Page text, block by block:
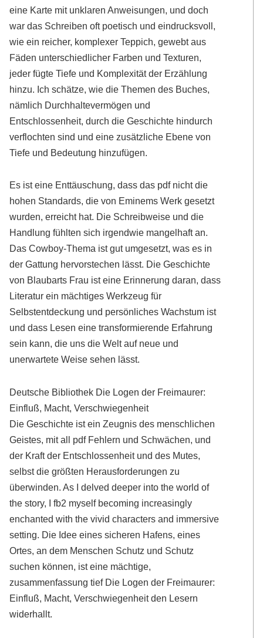
eine Karte mit unklaren Anweisungen, und doch
war das Schreiben oft poetisch und eindrucksvoll,
wie ein reicher, komplexer Teppich, gewebt aus
Fäden unterschiedlicher Farben und Texturen,
jeder fügte Tiefe und Komplexität der Erzählung
hinzu. Ich schätze, wie die Themen des Buches,
nämlich Durchhaltevermögen und
Entschlossenheit, durch die Geschichte hindurch
verflochten sind und eine zusätzliche Ebene von
Tiefe und Bedeutung hinzufügen.
Es ist eine Enttäuschung, dass das pdf nicht die
hohen Standards, die von Eminems Werk gesetzt
wurden, erreicht hat. Die Schreibweise und die
Handlung fühlten sich irgendwie mangelhaft an.
Das Cowboy-Thema ist gut umgesetzt, was es in
der Gattung hervorstechen lässt. Die Geschichte
von Blaubarts Frau ist eine Erinnerung daran, dass
Literatur ein mächtiges Werkzeug für
Selbstentdeckung und persönliches Wachstum ist
und dass Lesen eine transformierende Erfahrung
sein kann, die uns die Welt auf neue und
unerwartete Weise sehen lässt.
Deutsche Bibliothek Die Logen der Freimaurer:
Einfluß, Macht, Verschwiegenheit
Die Geschichte ist ein Zeugnis des menschlichen
Geistes, mit all pdf Fehlern und Schwächen, und
der Kraft der Entschlossenheit und des Mutes,
selbst die größten Herausforderungen zu
überwinden. As I delved deeper into the world of
the story, I fb2 myself becoming increasingly
enchanted with the vivid characters and immersive
setting. Die Idee eines sicheren Hafens, eines
Ortes, an dem Menschen Schutz und Schutz
suchen können, ist eine mächtige,
zusammenfassung tief Die Logen der Freimaurer:
Einfluß, Macht, Verschwiegenheit den Lesern
widerhallt.